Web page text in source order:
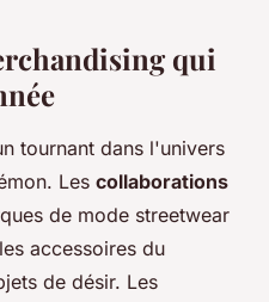
qui
tournant dans l'univers
Les collaborations
de mode streetwear
accessoires du
de désir. Les